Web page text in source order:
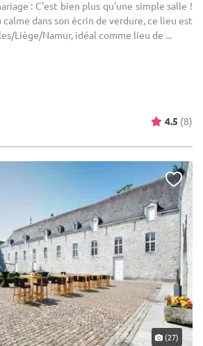
: C'est bien plus qu'une simple salle !
calme dans son écrin de verdure, ce lieu est
Liège/Namur, idéal comme lieu de ...
4.5 (8)
(27)